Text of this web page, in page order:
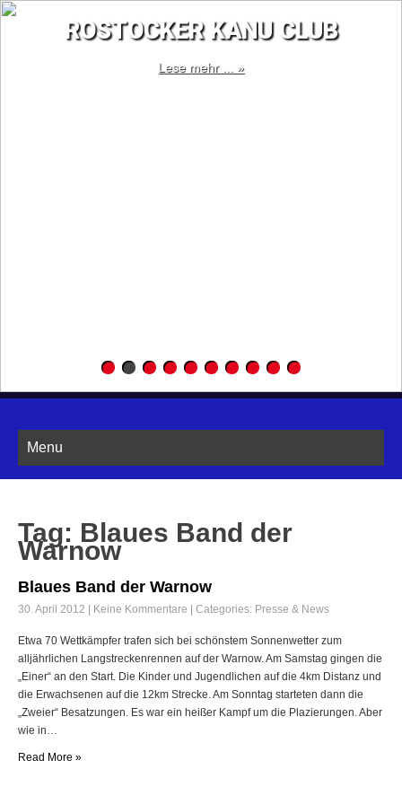
ROSTOCKER KANU CLUB
Lese mehr ... »
Menu
Tag: Blaues Band der
Warnow
Blaues Band der Warnow
30. April 2012 | Keine Kommentare | Categories: Presse & News
Etwa 70 Wettkämpfer trafen sich bei schönstem Sonnenwetter zum
alljährlichen Langstreckenrennen auf der Warnow. Am Samstag gingen die
„Einer“ an den Start. Die Kinder und Jugendlichen auf die 4km Distanz und
die Erwachsenen auf die 12km Strecke. Am Sonntag starteten dann die
„Zweier“ Besatzungen. Es war ein heißer Kampf um die Plazierungen. Aber
wie in…
Read More »